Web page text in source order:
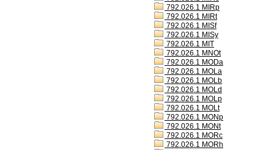
792.026.1 MIRp
792.026.1 MIRt
792.026.1 MISf
792.026.1 MISy
792.026.1 MIT
792.026.1 MNOt
792.026.1 MODa
792.026.1 MOLa
792.026.1 MOLb
792.026.1 MOLd
792.026.1 MOLp
792.026.1 MOLt
792.026.1 MONp
792.026.1 MONt
792.026.1 MORc
792.026.1 MORh